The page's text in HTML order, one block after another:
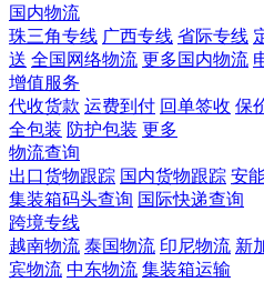
国内物流
珠三角专线 广西专线 省际专线
送 全国网络物流 更多国内物流
增值服务
代收货款 运费到付 回单签收 保
全包装 防护包装 更多
物流查询
出口货物跟踪 国内货物跟踪 安
集装箱码头查询 国际快递查询
跨境专线
越南物流 泰国物流 印尼物流 新
宾物流 中东物流 集装箱运输